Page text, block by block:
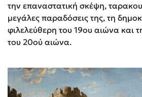
την επαναστατική σκέψη,
μεγάλες παραδόσεις της, τη
φιλελεύθερη του 19ου αιώνα και
του 20ού αιώνα.